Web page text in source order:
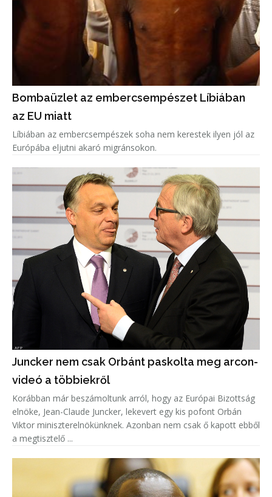
Bombaüzlet az embercsempészet Líbiában
az EU miatt
Líbiában az embercsempészek soha nem kerestek ilyen jól az
Európába eljutni akaró migránsokon.
Juncker nem csak Orbánt paskolta meg arcon-
videó a többiekről
Korábban már beszámoltunk arról, hogy az Európai Bizottság
elnöke, Jean-Claude Juncker, lekevert egy kis pofont Orbán
Viktor miniszterelnökünknek. Azonban nem csak ő kapott ebből
a megtisztelő ...